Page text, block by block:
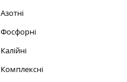
Азотні
Фосфорні
Калійні
Комплексні